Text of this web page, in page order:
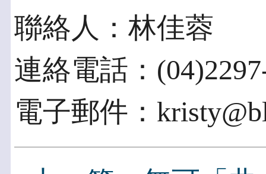
聯絡人：林佳蓉
連絡電話：
電子郵件：